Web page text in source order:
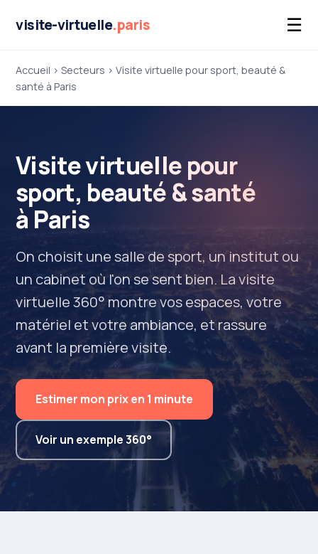
visite-virtuelle.paris ☰
Accueil › Secteurs › Visite virtuelle pour sport, beauté &
santé à Paris
Visite virtuelle pour
sport, beauté & santé
à Paris
On choisit une salle de sport, un institut ou
un cabinet où l'on se sent bien. La visite
virtuelle 360° montre vos espaces, votre
matériel et votre ambiance, et rassure
avant la première visite.
Estimer mon prix en 1 minute
Voir un exemple 360°